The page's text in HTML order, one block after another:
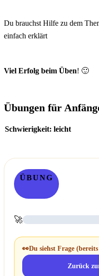
Du brauchst Hilfe zu dem
einfach erklärt
Viel Erfolg beim Üben! 🙂
Übungen für
Schwierigkeit: leicht
ÜBUNG
🚀
👀Du siehst Frage
Zurück